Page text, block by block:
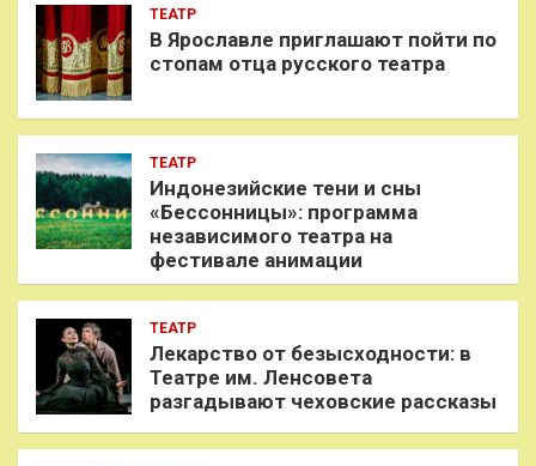
ТЕАТР
В Ярославле приглашают пойти по
стопам отца русского театра
ТЕАТР
Индонезийские тени и сны
«Бессонницы»: программа
независимого театра на
фестивале анимации
ТЕАТР
Лекарство от безысходности: в
Театре им. Ленсовета
разгадывают чеховские рассказы